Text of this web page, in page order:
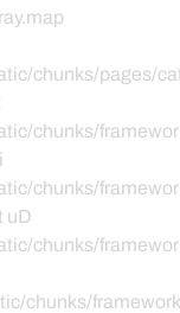
chunks/pages/
chunks/
chunks/
uD
chunks/
chunks/